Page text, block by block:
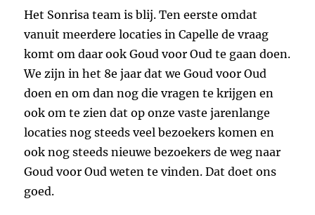
Het Sonrisa team is blij. Ten eerste omdat
vanuit meerdere locaties in Capelle de vraag
komt om daar ook Goud voor Oud te gaan doen.
We zijn in het 8e jaar dat we Goud voor Oud
doen en om dan nog die vragen te krijgen en
ook om te zien dat op onze vaste jarenlange
locaties nog steeds veel bezoekers komen en
ook nog steeds nieuwe bezoekers de weg naar
Goud voor Oud weten te vinden. Dat doet ons
goed.